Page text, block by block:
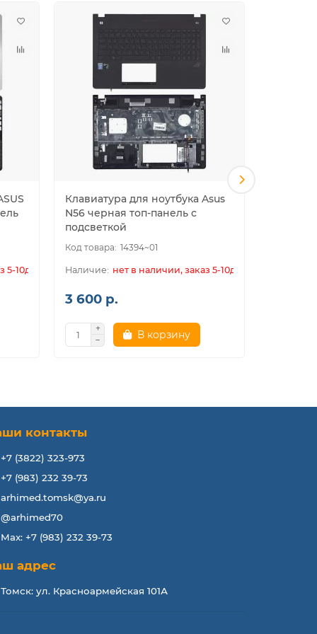
5-10дн.
Клавиатура для ноутбука Asus
N56 черная топ-панель с
подсветкой
14394~01
нет в наличии, заказ 5-10дн.
3 600 р.
В корзину
контакты
+7 (3822) 323-973
+7 (983) 232 39-73
arhimed.tomsk@ya.ru
@arhimed70
Max: +7 (983) 232 39-73
адрес
Томск: ул. Красноармейская 101А